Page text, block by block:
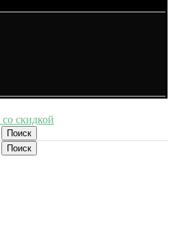
Поиск
Поиск